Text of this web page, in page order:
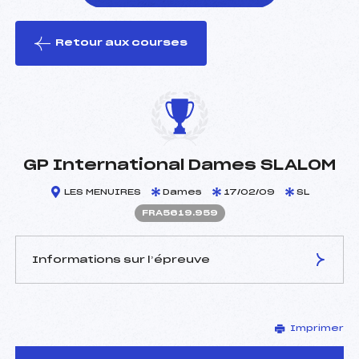
le ski
Retour aux courses
GP International Dames SLALOM
LES MENUIRES Dames 17/02/09 SL
FRA5619.959
Informations sur l’épreuve
ARMENGOL FRANCESC
(SPA)
Imprimer